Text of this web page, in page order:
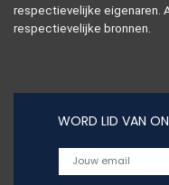
respectievelijke eigenaren.
respectievelijke bronnen.
WORD LID VAN